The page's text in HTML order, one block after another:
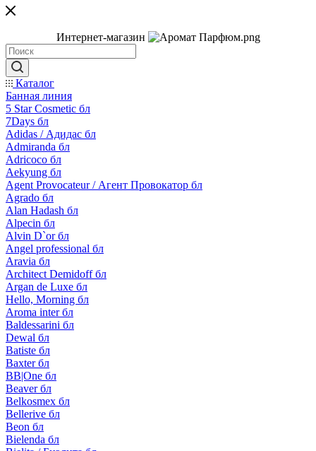
Интернет-магазин
Каталог
Банная линия
5 Star Cosmetic бл
7Days бл
Adidas / Адидас бл
Admiranda бл
Adricoco бл
Aekyung бл
Agent Provocateur / Агент Провокатор бл
Agrado бл
Alan Hadash бл
Alpecin бл
Alvin D`or бл
Angel professional бл
Aravia бл
Architect Demidoff бл
Argan de Luxe бл
Hello, Morning бл
Aroma inter бл
Baldessarini бл
Dewal бл
Batiste бл
Baxter бл
BB|One бл
Beaver бл
Belkosmex бл
Bellerive бл
Beon бл
Bielenda бл